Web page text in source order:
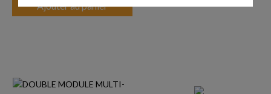
Ajouter au panier